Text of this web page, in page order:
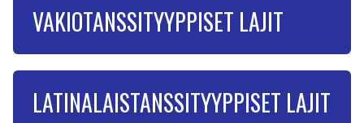
VAKIOTANSSITYYPPISET LAJIT
LATINALAISTANSSITYYPPISET LAJIT